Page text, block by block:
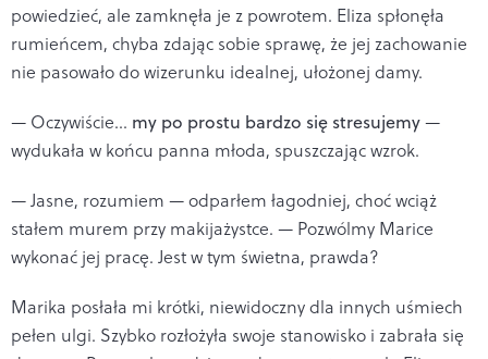
powiedzieć, ale zamknęła je z powrotem. Eliza spłonęła
rumieńcem, chyba zdając sobie sprawę, że jej zachowanie
nie pasowało do wizerunku idealnej, ułożonej damy.
— Oczywiście... my po prostu bardzo się stresujemy—
wydukała w końcu panna młoda, spuszczając wzrok.
— Jasne, rozumiem — odparłem łagodniej, choć wciąż
stałem murem przy makijażystce. — Pozwólmy Marice
wykonać jej pracę. Jest w tym świetna, prawda?
Marika posłała mi krótki, niewidoczny dla innych uśmiech
pełen ulgi. Szybko rozłożyła swoje stanowisko i zabrała się